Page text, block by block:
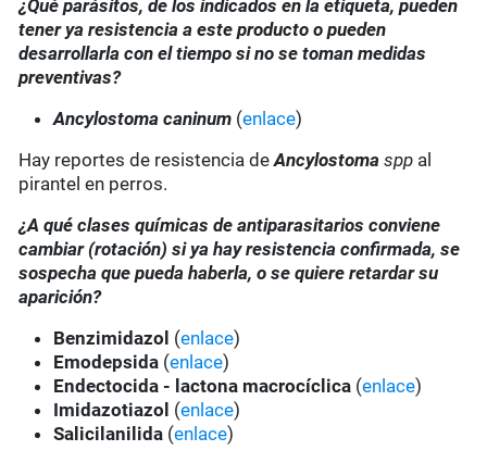
¿Qué parásitos, de los indicados en la etiqueta, pueden
tener ya resistencia a este producto o pueden
desarrollarla con el tiempo si no se toman medidas
preventivas?
Ancylostoma caninum (enlace)
Hay reportes de resistencia deAncylostoma spp al
pirantel en perros.
¿A qué clases químicas de antiparasitarios conviene
cambiar (rotación) si ya hay resistencia confirmada, se
sospecha que pueda haberla, o se quiere retardar su
aparición?
Benzimidazol (enlace)
Emodepsida (enlace)
Endectocida - lactona macrocíclica (enlace)
Imidazotiazol (enlace)
Salicilanilida (enlace)